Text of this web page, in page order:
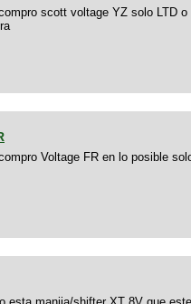
scott voltage YZ solo LTD o
Voltage FR en lo posible